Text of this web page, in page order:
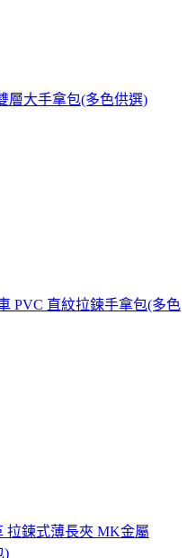
層大手拿包(多色供選)
PVC 直紋拉鍊手拿包(多色
拉鍊式薄長夾 MK金屬
)